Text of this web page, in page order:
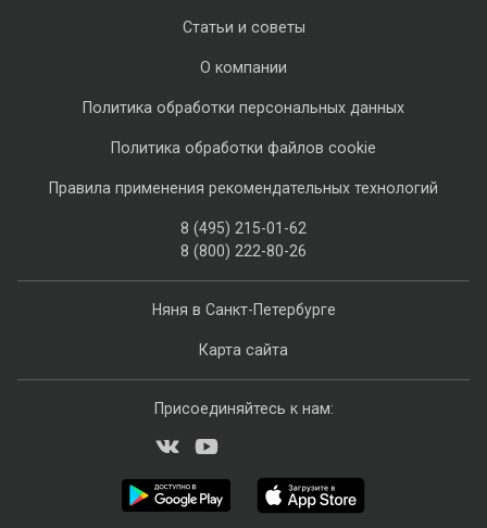
Няня в Санкт-Петербурге
Карта сайта
Статьи и советы
О компании
Политика обработки персональных данных
Политика обработки файлов cookie
Правила применения рекомендательных технологий
8 (495) 215-01-62
8 (800) 222-80-26
Присоединяйтесь к нам: